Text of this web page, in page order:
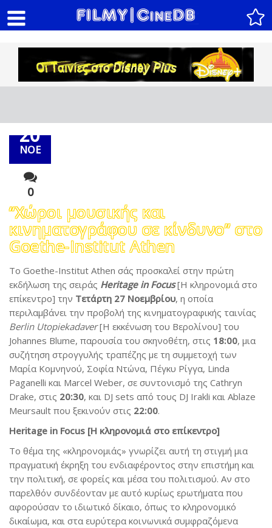
20
ΝΟΕ
0
“Χώροι μουσικής και
κινηματογράφου σε κίνδυνο” στο
Goethe-Institut Athen
Το Goethe-Institut Athen σάς προσκαλεί στην πρώτη
εκδήλωση της σειράς Heritage in Focus[Η κληρονομιά στο
επίκεντρο] την Τετάρτη 27 Νοεμβρίου, η οποία
περιλαμβάνει την προβολή της κινηματογραφικής ταινίας
Berlin Utopiekadaver[Η εκκένωση του Βερολίνου] του
Johannes Blume, παρουσία του σκηνοθέτη, στις 18:00, μια
συζήτηση στρογγυλής τραπέζης με τη συμμετοχή των
Μαρία Κομνηνού, Σοφία Ντώνα, Πέγκυ Ρίγγα, Linda
Paganelli και Marcel Weber, σε συντονισμό της Cathryn
Drake, στις 20:30, και DJ sets από τους DJ Irakli και Ablaze
Meursault που ξεκινούν στις 22:00.
Heritage in Focus [Η κληρονομιά στο επίκεντρο]
Το θέμα της «κληρονομιάς» γνωρίζει αυτή τη στιγμή μια
πραγματική έκρηξη του ενδιαφέροντος στην επιστήμη και
την πολιτική, σε φορείς και μέσα του πολιτισμού. Αν στο
παρελθόν συνδέονταν με αυτό κυρίως ερωτήματα που
αφορούσαν το ιδιωτικό δίκαιο, όπως το κληρονομικό
δικαίωμα, και στα ευρύτερα κοινωνικά συμφραζόμενα